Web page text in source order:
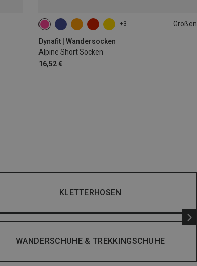
+3 Größen
Dynafit | Wandersocken
Alpine Short Socken
16,52 €
35|36|37|38 39|40|41|42
KLETTERHOSEN
WANDERSCHUHE & TREKKINGSCHUHE